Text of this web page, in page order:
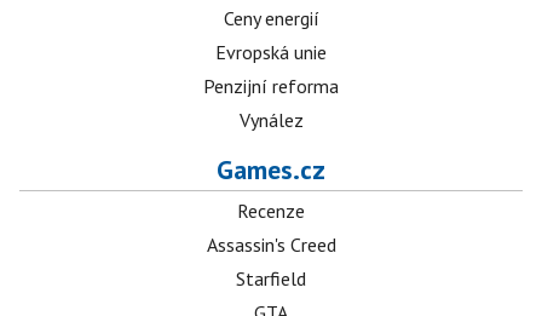
Ceny energií
Evropská unie
Penzijní reforma
Vynález
Games.cz
Recenze
Assassin's Creed
Starfield